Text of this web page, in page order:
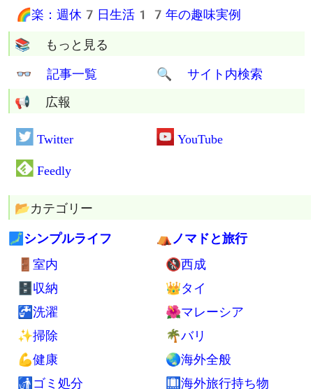
💮 究極の断捨離マスターの称号Get
⚖ 人間関係も清算済み
⚰ 遺品整理も容赦なし
🏡 空き家処分を無料でお手伝い
💼物：最小限の持ち物すべて
🍲食：手間と食費が最低限の食事
🗾住：何もないスカスカの部屋
⛺貧：ホームレス5年の場所や経験
🌈楽：週休7日生活17年の趣味実例
📚 もっと見る
👓 記事一覧
🔍 サイト内検索